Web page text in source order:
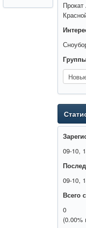
09-10,
09-10,
Всего
0
(0.00%